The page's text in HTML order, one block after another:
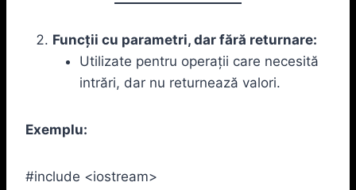
Funcții cu parametri, dar fără returnare:
Utilizate pentru operații care necesită
intrări, dar nu returnează valori.
Exemplu:
#include <iostream>